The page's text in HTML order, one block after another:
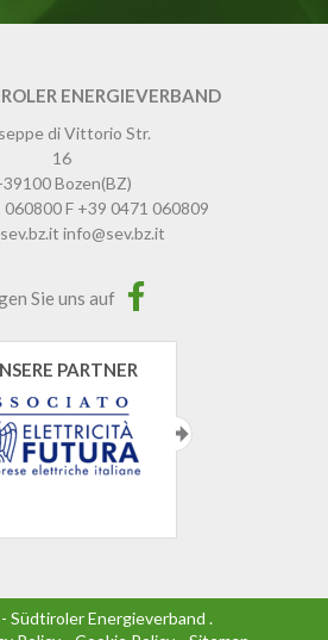
ENERGIEVERBAND
di Vittorio Str.
16
39100Bozen(BZ)
060800F +39 0471 060809
info@sev.bz.it
Sie uns auf
PARTNER
- Südtiroler Energieverband .